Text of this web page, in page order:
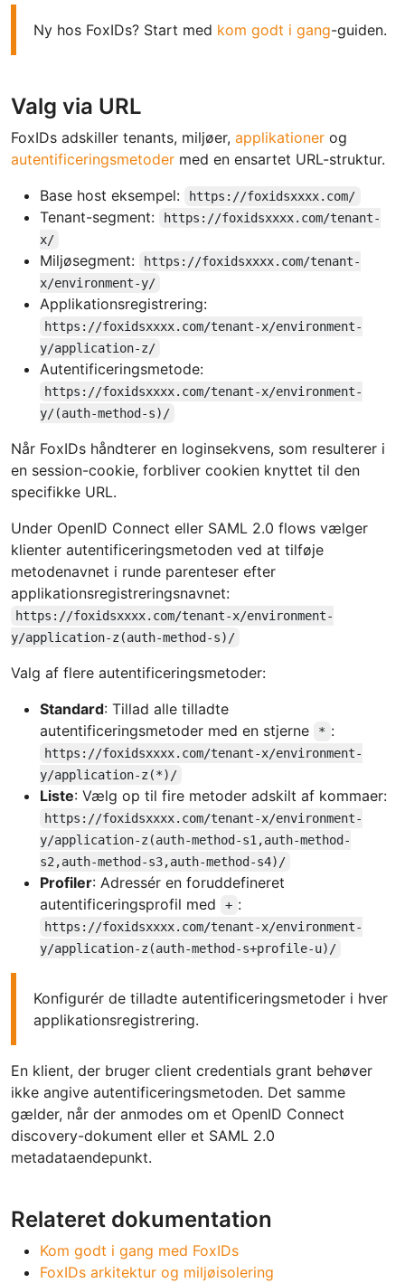
Ny hos FoxIDs? Start med kom godt i gang-guiden.
Valg via URL
FoxIDs adskiller tenants, miljøer, applikationer og
autentificeringsmetoder med en ensartet URL-struktur.
Base host eksempel:
https://foxidsxxxx.com/
Tenant-segment:
https://foxidsxxxx.com/tenant-
x/
Miljøsegment:
https://foxidsxxxx.com/tenant-
x/environment-y/
Applikationsregistrering:
https://foxidsxxxx.com/tenant-x/environment-
y/application-z/
Autentificeringsmetode:
https://foxidsxxxx.com/tenant-x/environment-
y/(auth-method-s)/
Når FoxIDs håndterer en loginsekvens, som resulterer i
en session-cookie, forbliver cookien knyttet til den
specifikke URL.
Under OpenID Connect eller SAML 2.0 flows vælger
klienter autentificeringsmetoden ved at tilføje
metodenavnet i runde parenteser efter
applikationsregistreringsnavnet:
https://foxidsxxxx.com/tenant-x/environment-
y/application-z(auth-method-s)/
Valg af flere autentificeringsmetoder:
Standard: Tillad alle tilladte
autentificeringsmetoder med en stjerne
* :
https://foxidsxxxx.com/tenant-x/environment-
y/application-z(*)/
Liste: Vælg op til fire metoder adskilt af kommaer:
https://foxidsxxxx.com/tenant-x/environment-
y/application-z(auth-method-s1,auth-method-
s2,auth-method-s3,auth-method-s4)/
Profiler: Adressér en foruddefineret
autentificeringsprofil med
+ :
https://foxidsxxxx.com/tenant-x/environment-
y/application-z(auth-method-s+profile-u)/
Konfigurér de tilladte autentificeringsmetoder i hver
applikationsregistrering.
En klient, der bruger client credentials grant behøver
ikke angive autentificeringsmetoden. Det samme
gælder, når der anmodes om et OpenID Connect
discovery-dokument eller et SAML 2.0
metadataendepunkt.
Relateret dokumentation
Kom godt i gang med FoxIDs
FoxIDs arkitektur og miljøisolering